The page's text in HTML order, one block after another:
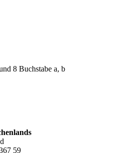
8 Buchstabe a, b
59